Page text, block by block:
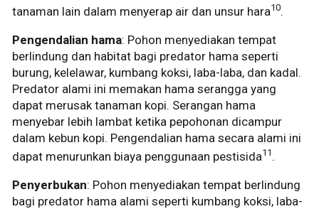
tanaman lain dalam menyerap air dan unsur hara10.
Pengendalian hama: Pohon menyediakan tempat
berlindung dan habitat bagi predator hama seperti
burung, kelelawar, kumbang koksi, laba-laba, dan kadal.
Predator alami ini memakan hama serangga yang
dapat merusak tanaman kopi. Serangan hama
menyebar lebih lambat ketika pepohonan dicampur
dalam kebun kopi. Pengendalian hama secara alami ini
dapat menurunkan biaya penggunaan pestisida11 .
Penyerbukan: Pohon menyediakan tempat berlindung
bagi predator hama alami seperti kumbang koksi, laba-